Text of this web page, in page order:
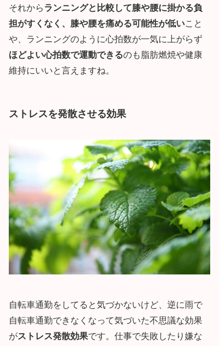
それから ランニングと比較して膝や腰に掛かる負
担がすくなく、膝や腰を痛める可能性が低いこと
や、ランニングのように心拍数が一気に上がらず
ほどよい心拍数で運動できるのも脂肪燃焼や健康
維持にいいと言えますね。
ストレスを発散させる効果
自転車通勤をしてると気づかないけど、逆に雨で
自転車通勤できなくなって気づいた不思議な効果
がストレス発散効果です。仕事で失敗したり嫌な